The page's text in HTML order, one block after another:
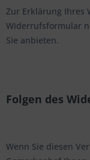
Zur Erklärung Ihres
Widerrufsformular
Sie anbieten.
Folgen des
Wenn Sie diesen